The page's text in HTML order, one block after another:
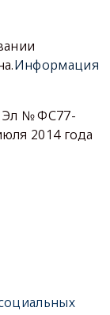
Информация
Эл № ФС77-
2014 года